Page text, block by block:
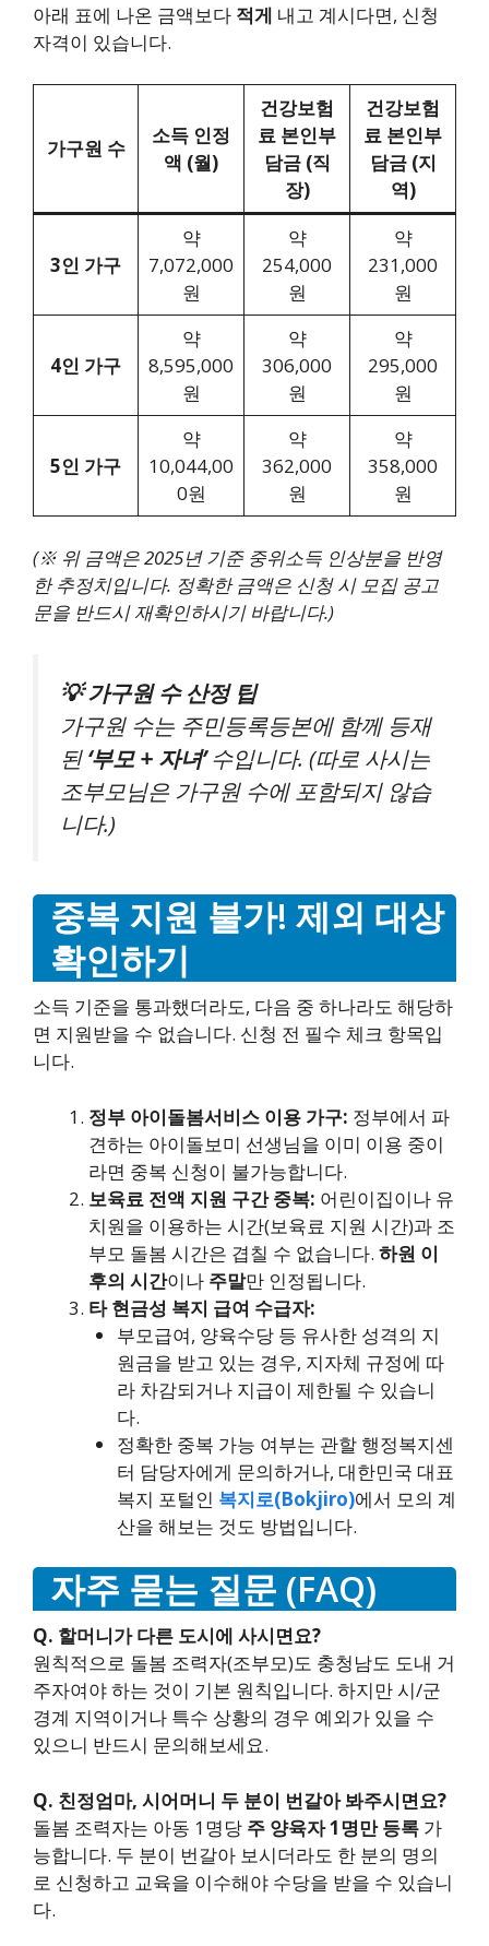
아래 표에 나온 금액보다 적게 내고 계시다면, 신청
자격이 있습니다.
가구원 수
소득 인정
액 (월)
건강보험
료 본인부
담금 (직
장)
건강보험
료 본인부
담금 (지
역)
3인 가구
약
7,072,000
원
약
254,000
원
약
231,000
원
4인 가구
약
8,595,000
원
약
306,000
원
약
295,000
원
5인 가구
약
10,044,00
0원
약
362,000
원
약
358,000
원
(※ 위 금액은 2025년 기준 중위소득 인상분을 반영
한 추정치입니다. 정확한 금액은 신청 시 모집 공고
문을 반드시 재확인하시기 바랍니다.)
💡 가구원 수 산정 팁
가구원 수는 주민등록등본에 함께 등재
된‘부모 + 자녀’수입니다. (따로 사시는
조부모님은 가구원 수에 포함되지 않습
니다.)
중복 지원 불가! 제외 대상
확인하기
소득 기준을 통과했더라도, 다음 중 하나라도 해당하
면 지원받을 수 없습니다. 신청 전 필수 체크 항목입
니다.
정부 아이돌봄서비스 이용 가구: 정부에서 파
견하는 아이돌보미 선생님을 이미 이용 중이
라면 중복 신청이 불가능합니다.
보육료 전액 지원 구간 중복: 어린이집이나 유
치원을 이용하는 시간(보육료 지원 시간)과 조
부모 돌봄 시간은 겹칠 수 없습니다. 하원 이
후의 시간이나 주말만 인정됩니다.
타 현금성 복지 급여 수급자:
부모급여, 양육수당 등 유사한 성격의 지
원금을 받고 있는 경우, 지자체 규정에 따
라 차감되거나 지급이 제한될 수 있습니
다.
정확한 중복 가능 여부는 관할 행정복지센
터 담당자에게 문의하거나, 대한민국 대표
복지 포털인 복지로(Bokjiro)에서 모의 계
산을 해보는 것도 방법입니다.
자주 묻는 질문 (FAQ)
Q. 할머니가 다른 도시에 사시면요?
원칙적으로 돌봄 조력자(조부모)도 충청남도 도내 거
주자여야 하는 것이 기본 원칙입니다. 하지만 시/군
경계 지역이거나 특수 상황의 경우 예외가 있을 수
있으니 반드시 문의해보세요.
Q. 친정엄마, 시어머니 두 분이 번갈아 봐주시면요?
돌봄 조력자는 아동 1명당 주 양육자 1명만 등록 가
능합니다. 두 분이 번갈아 보시더라도 한 분의 명의
로 신청하고 교육을 이수해야 수당을 받을 수 있습니
다.